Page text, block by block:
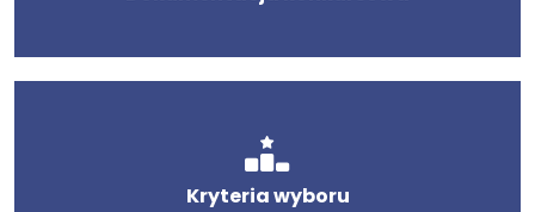
Kryteria wyboru